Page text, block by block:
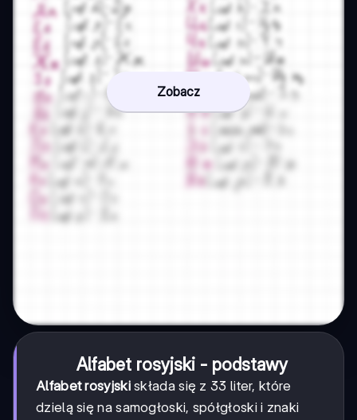
Zobacz
Alfabet rosyjski - podstawy
Alfabet rosyjskiskłada się z 33 liter, które
dzielą się na samogłoski, spółgłoski i znaki